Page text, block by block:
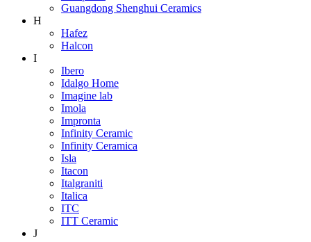
Guangdong Shenghui Ceramics
H
Hafez
Halcon
I
Ibero
Idalgo Home
Imagine lab
Imola
Impronta
Infinity Ceramic
Infinity Ceramica
Isla
Itacon
Italgraniti
Italica
ITC
ITT Ceramic
J